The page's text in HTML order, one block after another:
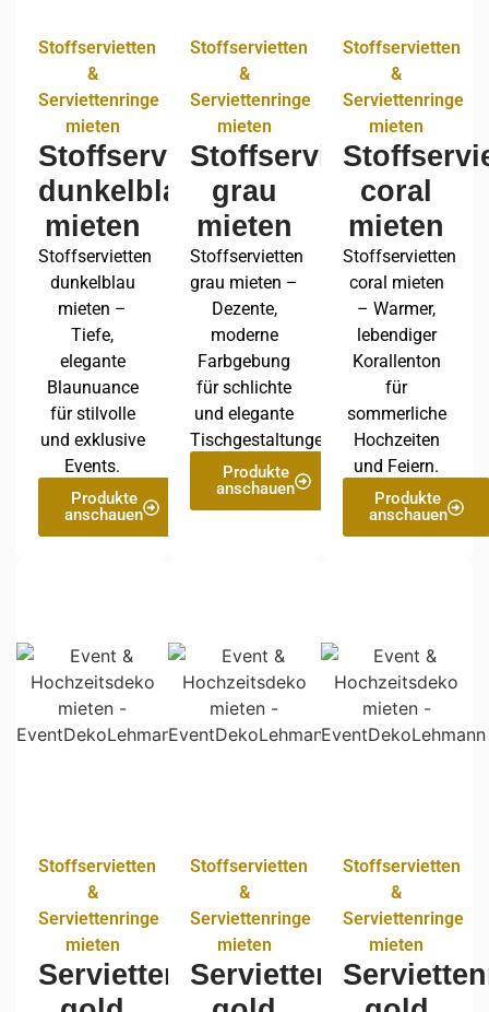
Stoffservietten
&
Serviettenringe
mieten
Stoffservietten
dunkelblau
mieten
Stoffservietten
dunkelblau
mieten –
Tiefe,
elegante
Blaunuance
für stilvolle
und exklusive
Events.
Produkte
anschauen
Stoffservietten
&
Serviettenringe
mieten
Stoffservietten
grau
mieten
Stoffservietten
grau mieten –
Dezente,
moderne
Farbgebung
für schlichte
und elegante
Tischgestaltungen.
Produkte
anschauen
Stoffservietten
&
Serviettenringe
mieten
coral
mieten
Stoffservietten
coral mieten
– Warmer,
lebendiger
Korallenton
für
sommerliche
Hochzeiten
und Feiern.
Produkte
anschauen
Stoffservietten
&
Serviettenringe
mieten
Serviettenring
Stoffservietten
&
Serviettenringe
mieten
Serviettenring
Stoffservietten
&
Serviettenringe
mieten